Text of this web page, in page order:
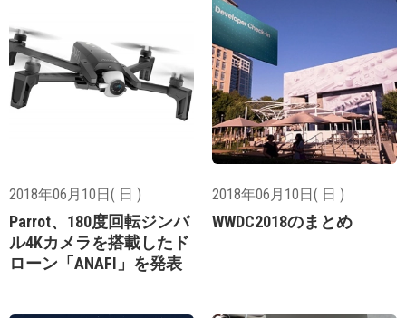
2018年06月10日( 日 )
Parrot、180度回転ジンバ
ル4Kカメラを搭載したド
ローン「ANAFI」を発表
2018年06月10日( 日 )
WWDC2018のまとめ